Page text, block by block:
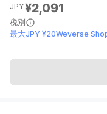
JPY¥2,091
税別
最大JPY ¥20Weverse